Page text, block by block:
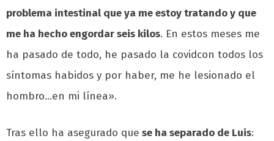
problema intestinal que ya me estoy tratando y que
me ha hecho engordar seis kilos. En estos meses me
ha pasado de todo, he pasado la covidcon todos los
síntomas habidos y por haber, me he lesionado el
hombro…en mi línea».
Tras ello ha asegurado que se ha separado de Luis: